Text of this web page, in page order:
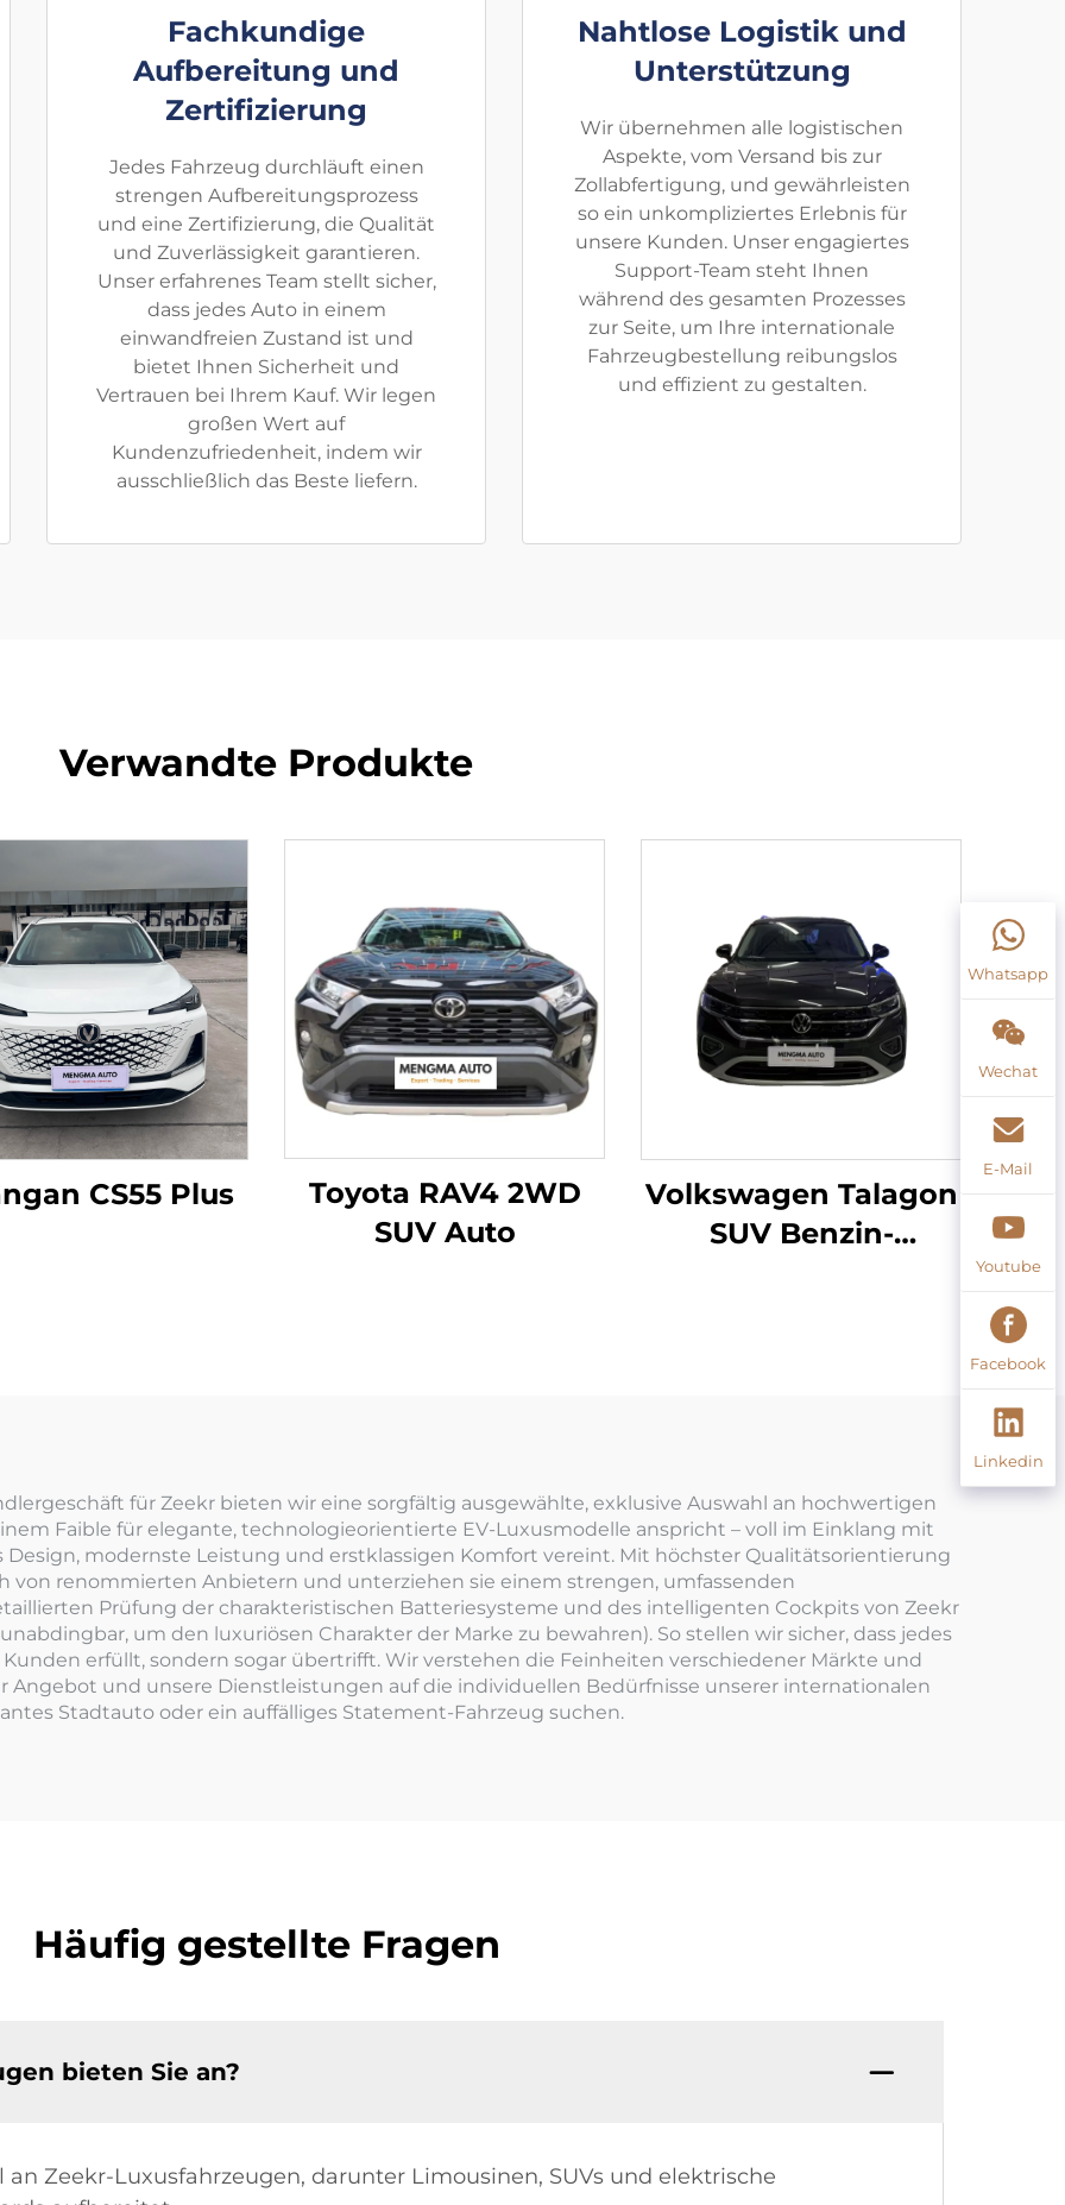
Fachkundige
Aufbereitung und
Zertifizierung
Jedes Fahrzeug durchläuft einen
strengen Aufbereitungsprozess
und eine Zertifizierung, die Qualität
und Zuverlässigkeit garantieren.
Unser erfahrenes Team stellt sicher,
dass jedes Auto in einem
einwandfreien Zustand ist und
bietet Ihnen Sicherheit und
Vertrauen bei Ihrem Kauf. Wir legen
großen Wert auf
Kundenzufriedenheit, indem wir
ausschließlich das Beste liefern.
Nahtlose Logistik und
Unterstützung
Wir übernehmen alle logistischen
Aspekte, vom Versand bis zur
Zollabfertigung, und gewährleisten
so ein unkompliziertes Erlebnis für
unsere Kunden. Unser engagiertes
Support-Team steht Ihnen
während des gesamten Prozesses
zur Seite, um Ihre internationale
Fahrzeugbestellung reibungslos
und effizient zu gestalten.
Verwandte Produkte
CS55 Plus
Toyota RAV4 2WD
SUV Auto
Volkswagen Talagon
SUV Benzin-
für Zeekr bieten wir eine sorgfältig ausgewählte, exklusive Auswahl an hochwertigen
Faible für elegante, technologieorientierte EV-Luxusmodelle anspricht – voll im Einklang mit
Design, modernste Leistung und erstklassigen Komfort vereint. Mit höchster Qualitätsorientierung
von renommierten Anbietern und unterziehen sie einem strengen, umfassenden
Prüfung der charakteristischen Batteriesysteme und des intelligenten Cockpits von Zeekr
um den luxuriösen Charakter der Marke zu bewahren). So stellen wir sicher, dass jedes
erfüllt, sondern sogar übertrifft. Wir verstehen die Feinheiten verschiedener Märkte und
und unsere Dienstleistungen auf die individuellen Bedürfnisse unserer internationalen
Stadtauto oder ein auffälliges Statement-Fahrzeug suchen.
Häufig gestellte Fragen
bieten Sie an?
Zeekr-Luxusfahrzeugen, darunter Limousinen, SUVs und elektrische
Whatsapp
Wechat
E-Mail
Youtube
Facebook
Linkedin